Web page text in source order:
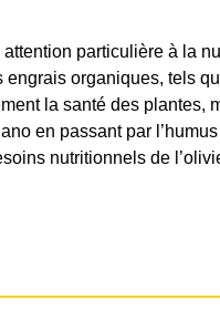
attention particulière à la
organiques, tels
la santé des
en passant par
nutritionnels de